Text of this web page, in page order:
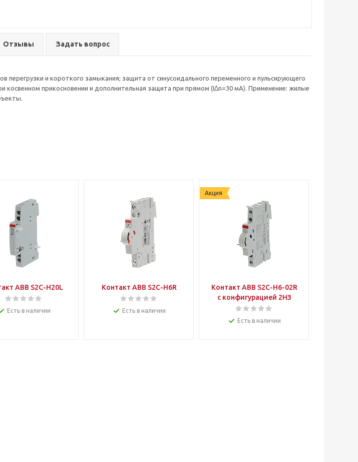
Отзывы Задать вопрос
перегрузки и короткого замыкания; защита от синусоидального переменного и пульсирующего
косвенном прикосновении и дополнительная защита при прямом (I∆n=30 мА). Применение: жилые
ABB S2C-H20L
Есть в наличии
Контакт ABB S2C-H6R
Есть в наличии
Акция
Контакт ABB S2C-H6-02R
с конфигурацией 2НЗ
Есть в наличии